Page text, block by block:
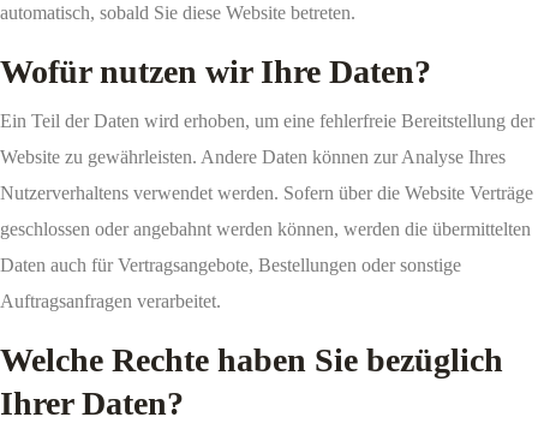
automatisch, sobald Sie diese Website betreten.
Wofür nutzen wir Ihre Daten?
Ein Teil der Daten wird erhoben, um eine fehlerfreie Bereitstellung der
Website zu gewährleisten. Andere Daten können zur Analyse Ihres
Nutzerverhaltens verwendet werden. Sofern über die Website Verträge
geschlossen oder angebahnt werden können, werden die übermittelten
Daten auch für Vertragsangebote, Bestellungen oder sonstige
Auftragsanfragen verarbeitet.
Welche Rechte haben Sie bezüglich
Ihrer Daten?